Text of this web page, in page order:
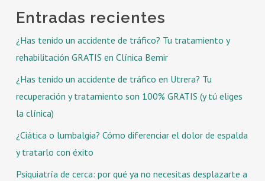
Entradas recientes
¿Has tenido un accidente de tráfico? Tu tratamiento y
rehabilitación GRATIS en Clínica Bemir
¿Has tenido un accidente de tráfico en Utrera? Tu
recuperación y tratamiento son 100% GRATIS (y tú eliges
la clínica)
¿Ciática o lumbalgia? Cómo diferenciar el dolor de espalda
y tratarlo con éxito
Psiquiatría de cerca: por qué ya no necesitas desplazarte a